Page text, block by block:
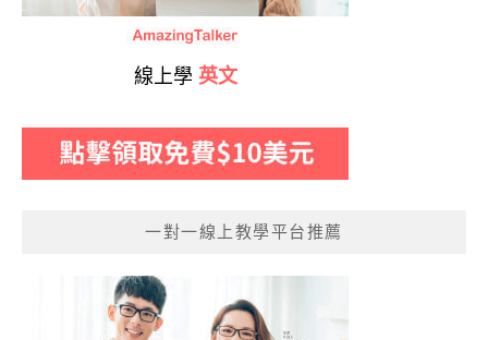
線上學 英文
一對一線上教學平台推薦